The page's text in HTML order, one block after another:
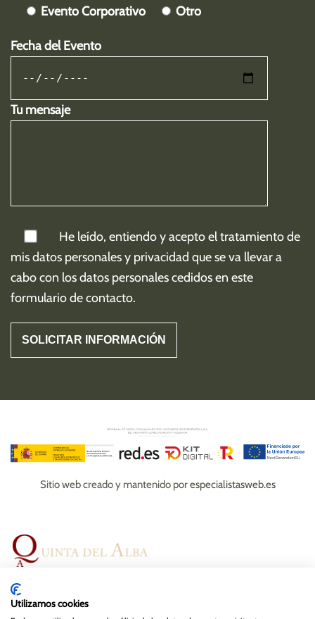
Evento Corporativo
Otro
Fecha del Evento
Tu mensaje
He leído, entiendo y acepto el tratamiento de
misdatos personales y privacidad que se va llevar a
cabo con los datos personales cedidos en este
formulario de contacto.
Sitio web creado y mantenido porespecialistasweb.es
Utilizamos cookies